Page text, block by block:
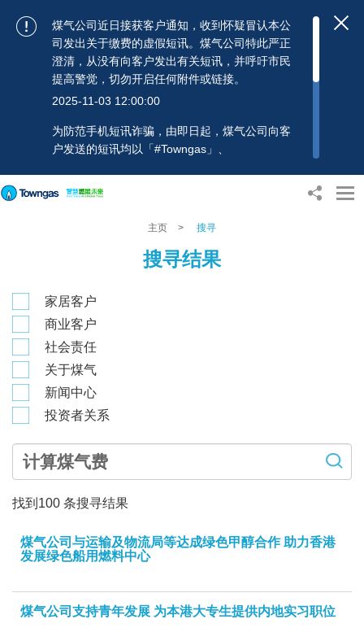
煤气公司近日接获客户通知，收到怀疑冒认本公
司发出关于缴费的虚假短讯。煤气公司特此严正
澄清，从没有向客户发出有关短讯，并呼吁市民
提高警觉，切勿开启任何附件或链接。
2025-11-03 12:00:00
为防范手机短讯诈骗，由即日起，煤气公司向客
户发送的短讯均以「#Towngas」、
启任何可疑附件或连结，并避免向来历不明的发
个人资料，以免蒙受损失。若有任何疑问，可随
邮：towngas.cs@towngas.com 查询。
主页 > 搜寻
搜寻结果
家居客户
商业客户
社会责任
关于煤气
新闻中心
投资者关系
找到 100 条搜寻结果
煤气公司与运输及物流局等达成绿色甲醇合作 助力香港
发展绿色船用燃料中心
煤气公司支持青年发展 为本港大专生提供内地实习职位